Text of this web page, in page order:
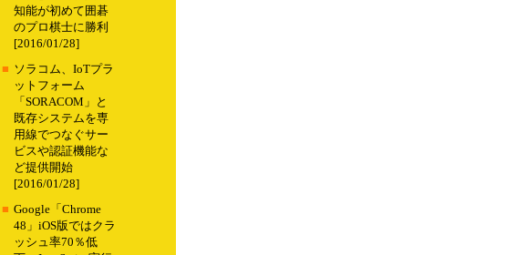
知能が初めて囲碁
のプロ棋士に勝利
[2016/01/28]
■ ソラコム、IoTプラ
ットフォーム
「SORACOM」と
既存システムを専
用線でつなぐサー
ビスや認証機能な
ど提供開始
[2016/01/28]
■ Google「Chrome
48」iOS版ではクラ
ッシュ率70％低